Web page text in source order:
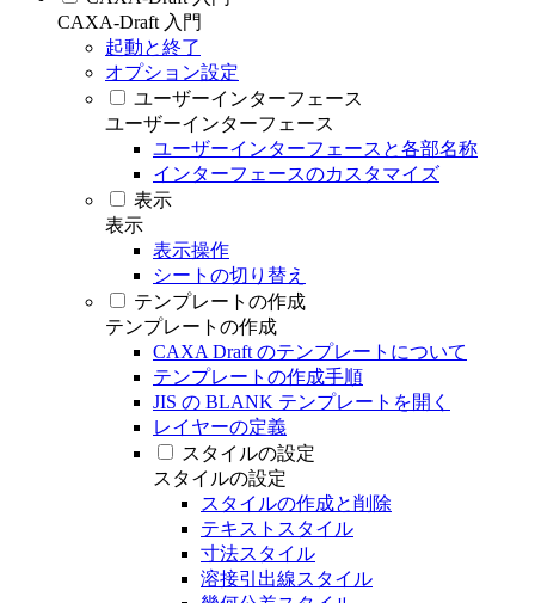
CAXA-Draft 入門
起動と終了
オプション設定
ユーザーインターフェース
ユーザーインターフェース
ユーザーインターフェースと各部名称
インターフェースのカスタマイズ
表示
表示
表示操作
シートの切り替え
テンプレートの作成
テンプレートの作成
CAXA Draft のテンプレートについて
テンプレートの作成手順
JIS の BLANK テンプレートを開く
レイヤーの定義
スタイルの設定
スタイルの設定
スタイルの作成と削除
テキストスタイル
寸法スタイル
溶接引出線スタイル